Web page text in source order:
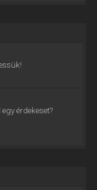
érdekeset?